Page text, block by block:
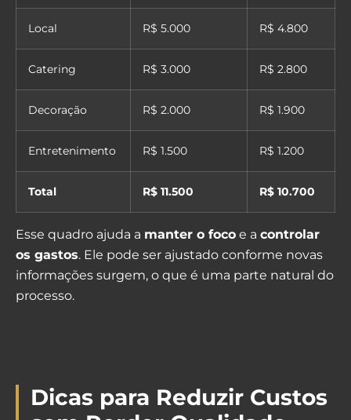
Local R$ 5.000 R$ 4.800
Catering R$ 3.000 R$ 2.800
Decoração R$ 2.000 R$ 1.900
Entretenimento R$ 1.500 R$ 1.200
Total R$ 11.500 R$ 10.700
Esse quadro ajuda a manter o foco e a controlar
os gastos. Ele pode ser ajustado conforme novas
informações surgem, o que é uma parte natural do
processo.
Dicas para Reduzir Custos